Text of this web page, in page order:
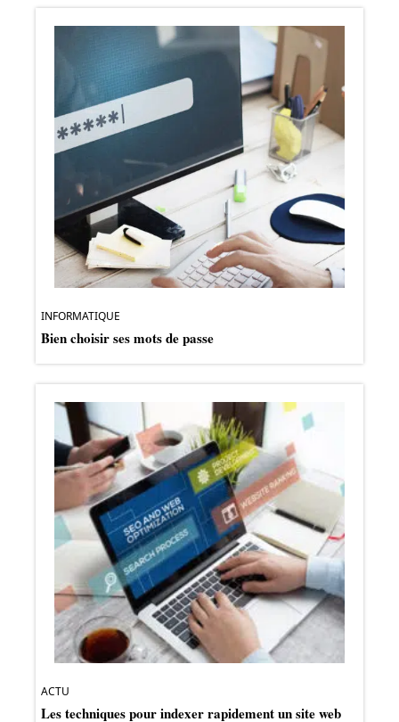
INFORMATIQUE
Bien choisir ses mots de passe
ACTU
Les techniques pour indexer rapidement un site web